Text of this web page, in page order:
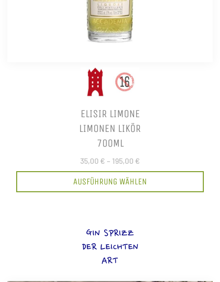
ELISIR LIMONE
LIMONEN LIKÖR
700ML
35,00 € – 195,00 €
AUSFÜHRUNG WÄHLEN
GIN SPRIZZ
DER LEICHTEN
ART